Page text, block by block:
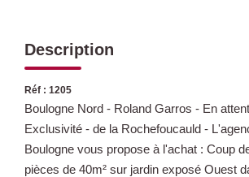
Description
Réf : 1205
Boulogne Nord - Roland Garros - En
Exclusivité - de la Rochefoucauld -
Boulogne vous propose à l'achat : Coup
pièces de 40m² sur jardin exposé Ouest